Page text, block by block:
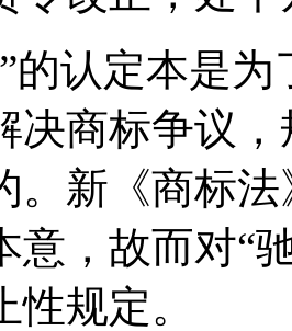
的认定本是
决商标争议
。新《商标
意，故而对“
规定。